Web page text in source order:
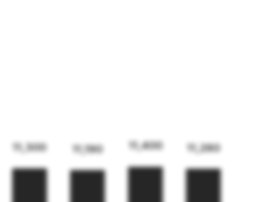
11,300 11,190 11,400 11,280